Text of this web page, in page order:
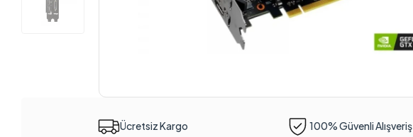
Ücretsiz Kargo
100% Güvenli Alışveriş